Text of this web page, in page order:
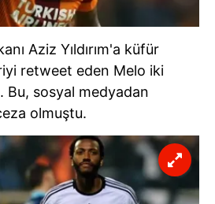
Aziz Yıldırım'a küfür
retweet eden Melo iki
Bu, sosyal medyadan
olmuştu.